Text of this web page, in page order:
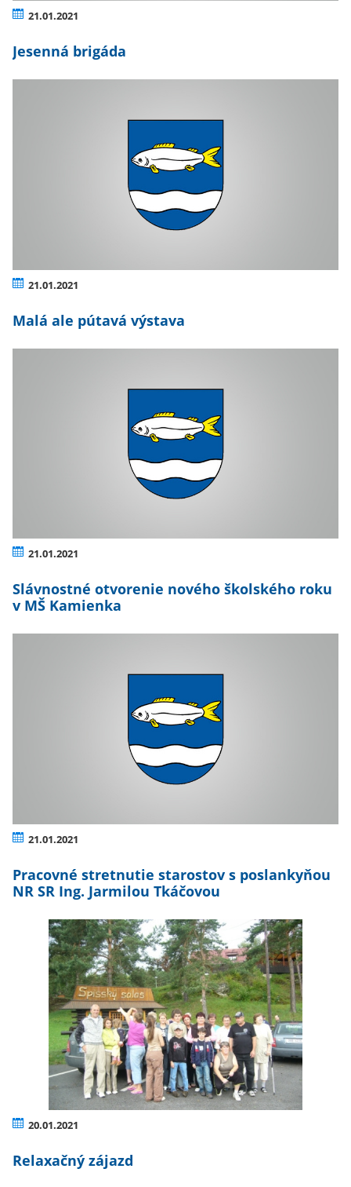
21.01.2021
Jesenná brigáda
21.01.2021
Malá ale pútavá výstava
21.01.2021
Slávnostné otvorenie nového školského roku
v MŠ Kamienka
21.01.2021
Pracovné stretnutie starostov s poslankyňou
NR SR Ing. Jarmilou Tkáčovou
20.01.2021
Relaxačný zájazd